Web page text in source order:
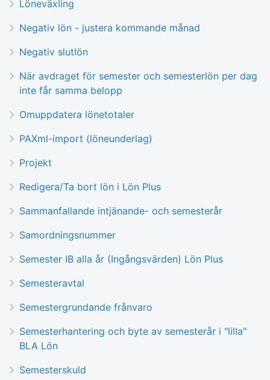
Löneväxling
Negativ lön - justera kommande månad
Negativ slutlön
När avdraget för semester och semesterlön per dag
inte får samma belopp
Omuppdatera lönetotaler
PAXml-import (löneunderlag)
Projekt
Redigera/Ta bort lön i Lön Plus
Sammanfallande intjänande- och semesterår
Samordningsnummer
Semester IB alla år (Ingångsvärden) Lön Plus
Semesteravtal
Semestergrundande frånvaro
Semesterhantering och byte av semesterår i "lilla"
BLA Lön
Semesterskuld